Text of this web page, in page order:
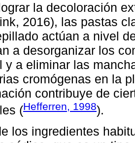
la decoloración
2016), las pastas
actúan a nivel
a desorganizar los
y a eliminar las
cromógenas en la
contribuye de
(Hefferren, 1998).
los ingredientes